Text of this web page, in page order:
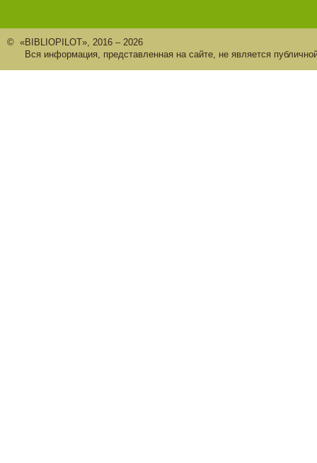
© «BIBLIOPILOT», 2016 – 2026
Вся информация, представленная на сайте, не является